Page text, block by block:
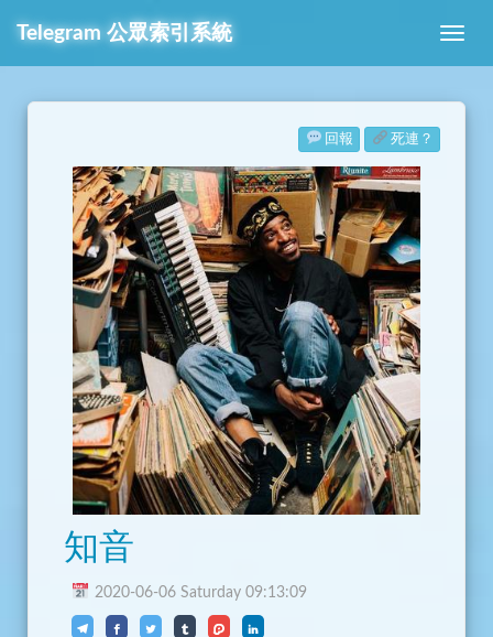
Telegram 公眾索引系統
回報 死連？
知音
2020-06-06 Saturday 09:13:09